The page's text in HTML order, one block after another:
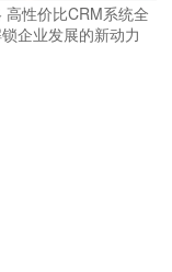
高性价比CRM系统全
企业发展的新动力